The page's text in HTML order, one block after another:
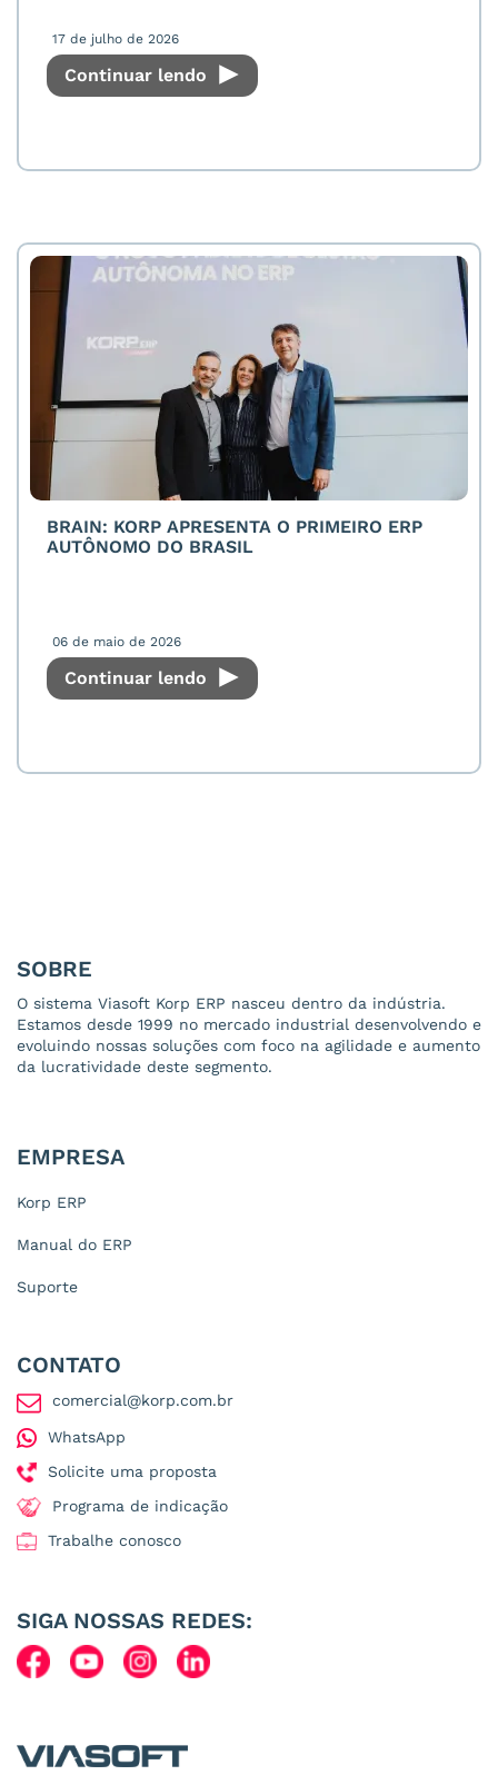
17 de julho de 2026
Continuar lendo
BRAIN: KORP APRESENTA O PRIMEIRO ERP
AUTÔNOMO DO BRASIL
06 de maio de 2026
Continuar lendo
SOBRE
O sistema Viasoft Korp ERP nasceu dentro da indústria.
Estamos desde 1999 no mercado industrial desenvolvendo e
evoluindo nossas soluções com foco na agilidade e aumento
da lucratividade deste segmento.
EMPRESA
Korp ERP
Manual do ERP
Suporte
CONTATO
comercial@korp.com.br
WhatsApp
Solicite uma proposta
Programa de indicação
Trabalhe conosco
SIGA NOSSAS REDES: